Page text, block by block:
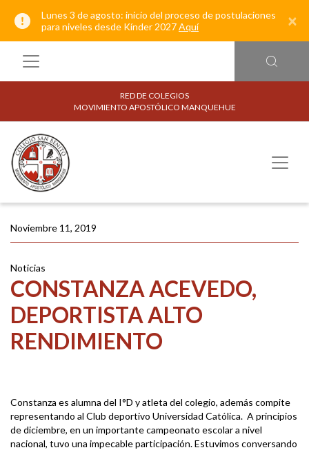
Lunes 3 de agosto: inicio del proceso de postulaciones
para niveles desde Kínder 2027Aquí ×
RED DE COLEGIOS
MOVIMIENTO APOSTÓLICO MANQUEHUE
Noviembre 11, 2019
Noticias
CONSTANZA ACEVEDO,
DEPORTISTA ALTO
RENDIMIENTO
Constanza es alumna del I°D y atleta del colegio, además compite
representando al Club deportivo Universidad Católica. A principios
de diciembre, en un importante campeonato escolar a nivel
nacional, tuvo una impecable participación. Estuvimos conversando